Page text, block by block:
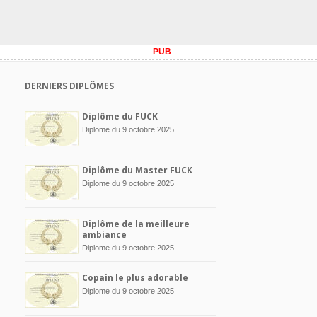
PUB
DERNIERS DIPLÔMES
Diplôme du FUCK
Diplome du 9 octobre 2025
Diplôme du Master FUCK
Diplome du 9 octobre 2025
Diplôme de la meilleure
ambiance
Diplome du 9 octobre 2025
Copain le plus adorable
Diplome du 9 octobre 2025